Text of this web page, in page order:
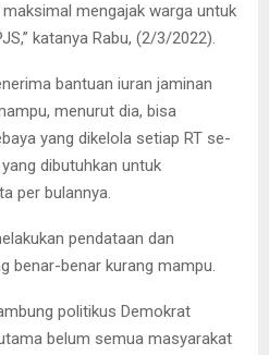
mengajak warga untuk
katanya Rabu, (2/3/2022).
bantuan iuran jaminan
menurut dia, bisa
yang dikelola setiap RT se-
dibutuhkan untuk
per bulannya.
pendataan dan
benar-benar kurang mampu.
politikus Demokrat
belum semua masyarakat